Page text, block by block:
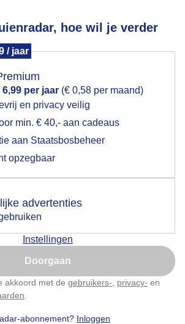
hoe wil je verder
/ jaar
6,99 per jaar (€ 0,58 per maand)
en privacy veilig
min. € 40,- aan cadeaus
aan Staatsbosbeheer
opzegbaar
advertenties
Instellingen
Doorgaan
akkoord met de gebruikers- privacy- en
abonnement? Inloggen
– App
locatie gebruiken voor het
geen akkoord op hebt gegeven,
een pop-up uit je browser waarin
toon de popup
niet, misschien later
hierom dit aan te passen